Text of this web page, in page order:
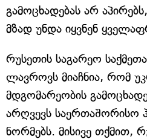
გამოცხადებას არ
მზად უნდა იყვნენ
რუსეთის საგარეო
ლავროვს მიაჩნია, რომ
მდგომარეობის
არღვევს საერთაშორისო
ნორმებს. მისივე თქმით,